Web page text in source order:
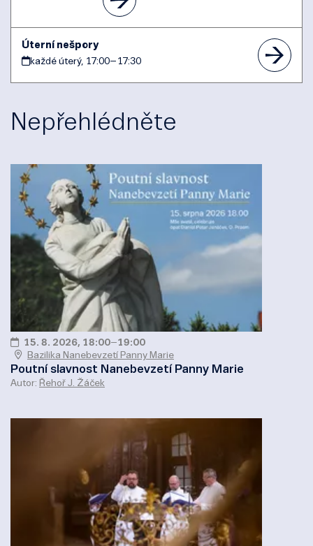
Úterní nešpory
každé úterý, 17:00– 17:30
Nepřehlédněte
15. 8. 2026, 18:00–19:00
Bazilika Nanebevzetí Panny Marie
Poutní slavnost Nanebevzetí Panny Marie
Autor: Řehoř J. Žáček